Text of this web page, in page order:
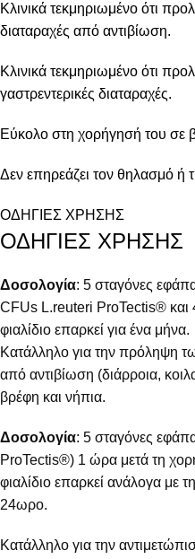
Κλινικά τεκμηριωμένο ότι
διαταραχές από αντιβίωση.
Κλινικά τεκμηριωμένο ότι
γαστρεντερικές διαταραχές.
Εύκολο στη χορήγησή του σε
Δεν επηρεάζει τον θηλασμό ή
ΟΔΗΓΙΕΣ ΧΡΗΣΗΣ
ΟΔΗΓΙΕΣ ΧΡΗΣΗΣ
Δοσολογία: 5 σταγόνες
CFUs L.reuteri ProTectis® και
φιαλίδιο επαρκεί για ένα μήνα.
Κατάλληλο για την πρόληψη
από αντιβίωση (διάρροια,
βρέφη και νήπια.
Δοσολογία: 5 σταγόνες
ProTectis®) 1 ώρα μετά τη
φιαλίδιο επαρκεί ανάλογα με
24ωρο.
Κατάλληλο για την